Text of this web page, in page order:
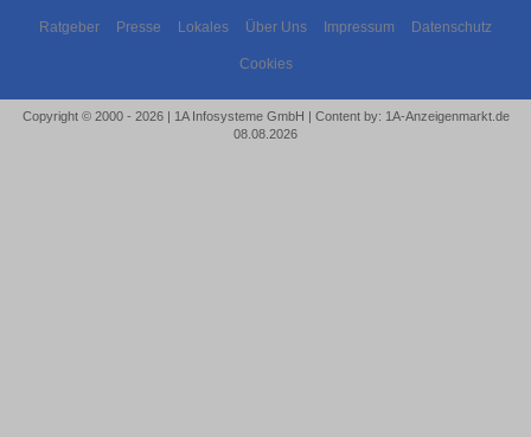
Ratgeber Presse Lokales Über Uns Impressum Datenschutz
Cookies
Copyright © 2000 - 2026 | 1A Infosysteme GmbH | Content by: 1A-Anzeigenmarkt.de
08.08.2026